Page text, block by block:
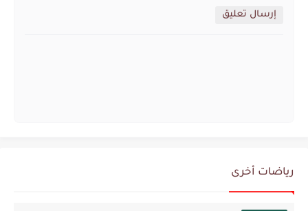
إرسال تعليق
رياضات أخرى